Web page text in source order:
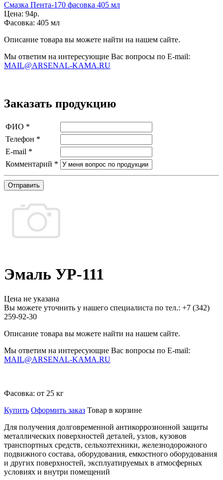
Смазка Пента-170 фасовка 405 мл
Цена: 94р.
Фасовка: 405 мл
Описание товара вы можете найти на нашем сайте.
Мы ответим на интересующие Вас вопросы по E-mail:
MAIL@ARSENAL-KAMA.RU
Заказать продукцию
ФИО *
Телефон *
E-mail *
Комментарий *
Отправить
Эмаль УР-111
Цена не указана
Вы можете уточнить у нашего специалиста по тел.: +7 (342)
259-92-30
Описание товара вы можете найти на нашем сайте.
Мы ответим на интересующие Вас вопросы по E-mail:
MAIL@ARSENAL-KAMA.RU
Фасовка: от 25 кг
Купить Оформить заказ Товар в корзине
Для получения долговременной антикоррозионной защиты
металлических поверхностей деталей, узлов, кузовов
транспортных средств, сельхозтехники, железнодорожного
подвижного состава, оборудования, емкостного оборудования
и других поверхностей, эксплуатируемых в атмосферных
условиях и внутри помещений